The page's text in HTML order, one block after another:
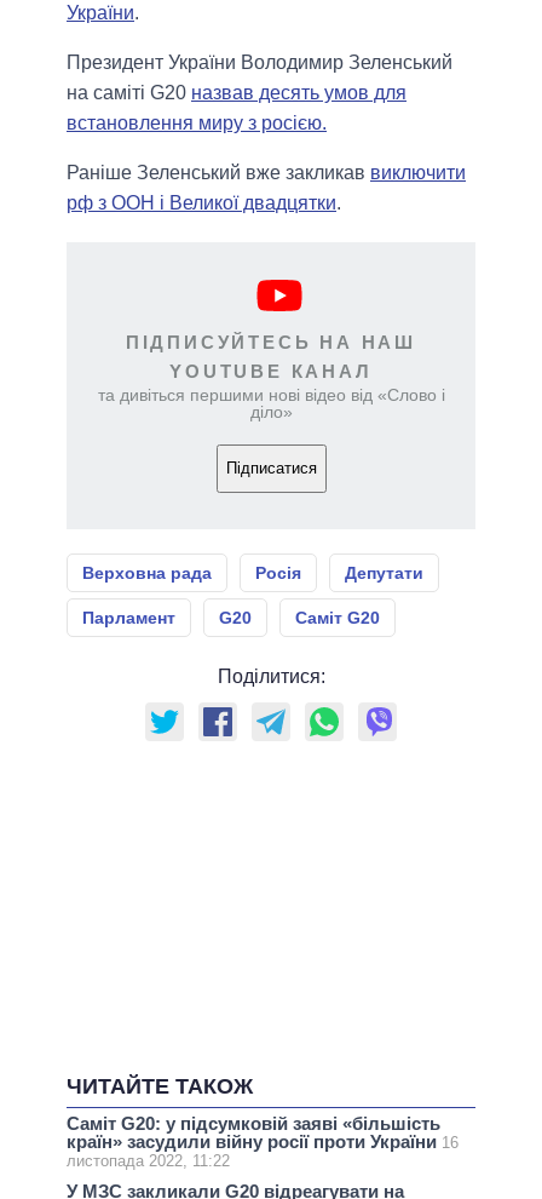
України.
Президент України Володимир Зеленський
на саміті G20 назвав десять умов для
встановлення миру з росією.
Раніше Зеленський вже закликав виключити
рф з ООН і Великої двадцятки.
ПІДПИСУЙТЕСЬ НА НАШ
YOUTUBE КАНАЛ
та дивіться першими нові відео від «Слово і
діло»
Підписатися
Верховна рада Росія Депутати
Парламент G20 Саміт G20
Поділитися:
ЧИТАЙТЕ ТАКОЖ
Саміт G20: у підсумковій заяві «більшість
країн» засудили війну росії проти України 16
листопада 2022, 11:22
У МЗС закликали G20 відреагувати на